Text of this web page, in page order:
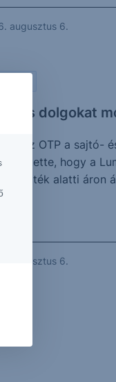
augusztus 6.
dolgokat
az OTP a sajtó-
hogy a
érték alatti áron
augusztus 6.